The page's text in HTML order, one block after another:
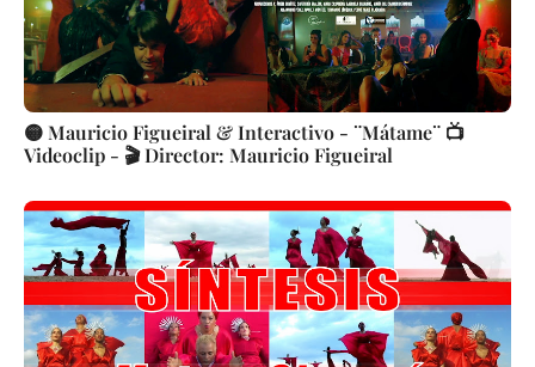
🟡 Mauricio Figueiral & Interactivo - ¨Mátame¨ 📺
Videoclip - 🎬 Director: Mauricio Figueiral